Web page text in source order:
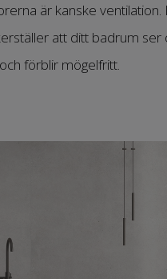
är kanske ventilation.
att ditt badrum ser
förblir mögelfritt.